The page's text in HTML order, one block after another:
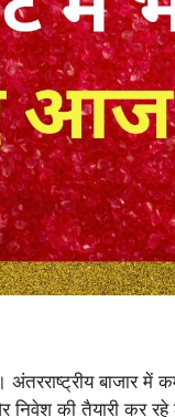
बाजार में
की तैयारी कर रहे